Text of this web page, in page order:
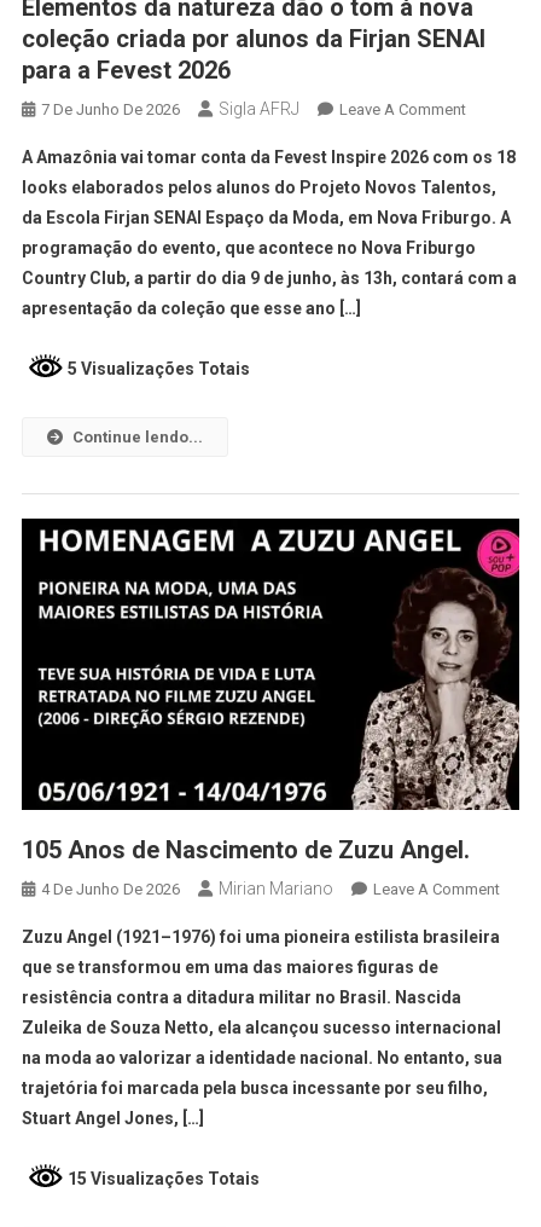
Elementos da natureza dão o tom à nova
coleção criada por alunos da Firjan SENAI
para a Fevest 2026
7 De Junho De 2026 Sigla AFRJ Leave A Comment
A Amazônia vai tomar conta da Fevest Inspire 2026 com os 18
looks elaborados pelos alunos do Projeto Novos Talentos,
da Escola Firjan SENAI Espaço da Moda, em Nova Friburgo. A
programação do evento, que acontece no Nova Friburgo
Country Club, a partir do dia 9 de junho, às 13h, contará com a
apresentação da coleção que esse ano […]
5 Visualizações Totais
Continue lendo...
105 Anos de Nascimento de Zuzu Angel.
4 De Junho De 2026 Mirian Mariano Leave A Comment
Zuzu Angel (1921–1976) foi uma pioneira estilista brasileira
que se transformou em uma das maiores figuras de
resistência contra a ditadura militar no Brasil. Nascida
Zuleika de Souza Netto, ela alcançou sucesso internacional
na moda ao valorizar a identidade nacional. No entanto, sua
trajetória foi marcada pela busca incessante por seu filho,
Stuart Angel Jones, […]
15 Visualizações Totais